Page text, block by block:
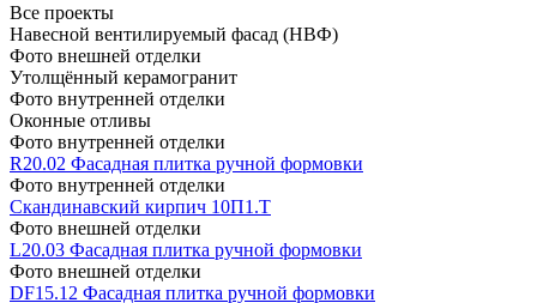
Все проекты
Навесной вентилируемый фасад (НВФ)
Фото внешней отделки
Утолщённый керамогранит
Фото внутренней отделки
Оконные отливы
Фото внутренней отделки
R20.02 Фасадная плитка ручной формовки
Фото внутренней отделки
Скандинавский кирпич 10П1.Т
Фото внешней отделки
L20.03 Фасадная плитка ручной формовки
Фото внешней отделки
DF15.12 Фасадная плитка ручной формовки